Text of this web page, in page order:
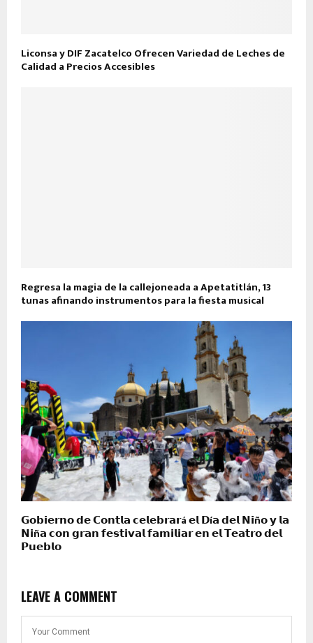
Liconsa y DIF Zacatelco Ofrecen Variedad de Leches de
Calidad a Precios Accesibles
Regresa la magia de la callejoneada a Apetatitlán, 13
tunas afinando instrumentos para la fiesta musical
𝗚𝗼𝗯𝗶𝗲𝗿𝗻𝗼 𝗱𝗲 𝗖𝗼𝗻𝘁𝗹𝗮 𝗰𝗲𝗹𝗲𝗯𝗿𝗮𝗿á 𝗲𝗹 𝗗í𝗮 𝗱𝗲𝗹 𝗡𝗶ñ𝗼 𝘆 𝗹𝗮
𝗡𝗶ñ𝗮 𝗰𝗼𝗻 𝗴𝗿𝗮𝗻 𝗳𝗲𝘀𝘁𝗶𝘃𝗮𝗹 𝗳𝗮𝗺𝗶𝗹𝗶𝗮𝗿 𝗲𝗻 𝗲𝗹 𝗧𝗲𝗮𝘁𝗿𝗼 𝗱𝗲𝗹
𝗣𝘂𝗲𝗯𝗹𝗼
LEAVE A COMMENT